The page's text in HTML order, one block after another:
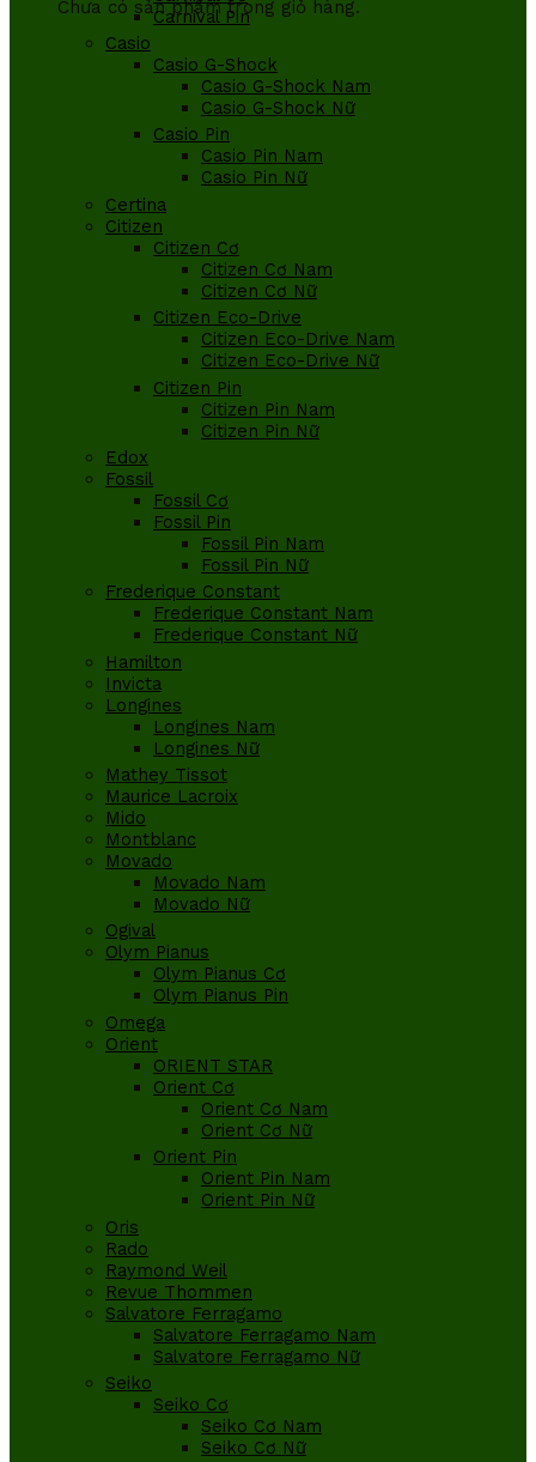
Chưa có sản phẩm trong giỏ hàng.
Carnival Pin
Casio
Casio G-Shock
Casio G-Shock Nam
Casio G-Shock Nữ
Casio Pin
Casio Pin Nam
Casio Pin Nữ
Certina
Citizen
Citizen Cơ
Citizen Cơ Nam
Citizen Cơ Nữ
Citizen Eco-Drive
Citizen Eco-Drive Nam
Citizen Eco-Drive Nữ
Citizen Pin
Citizen Pin Nam
Citizen Pin Nữ
Edox
Fossil
Fossil Cơ
Fossil Pin
Fossil Pin Nam
Fossil Pin Nữ
Frederique Constant
Frederique Constant Nam
Frederique Constant Nữ
Hamilton
Invicta
Longines
Longines Nam
Longines Nữ
Mathey Tissot
Maurice Lacroix
Mido
Montblanc
Movado
Movado Nam
Movado Nữ
Ogival
Olym Pianus
Olym Pianus Cơ
Olym Pianus Pin
Omega
Orient
ORIENT STAR
Orient Cơ
Orient Cơ Nam
Orient Cơ Nữ
Orient Pin
Orient Pin Nam
Orient Pin Nữ
Oris
Rado
Raymond Weil
Revue Thommen
Salvatore Ferragamo
Salvatore Ferragamo Nam
Salvatore Ferragamo Nữ
Seiko
Seiko Cơ
Seiko Cơ Nam
Seiko Cơ Nữ